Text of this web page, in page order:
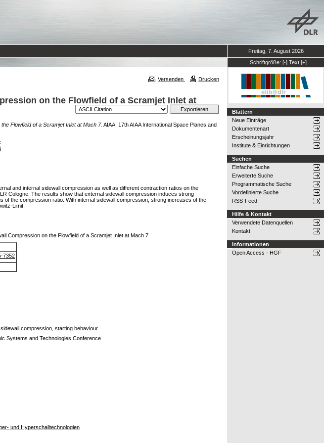
Freitag, 7. August 2026
Schriftgröße: [-] Text [+]
Versenden Drucken
on the Flowfield of a Scramjet Inlet at
Flowfield of a Scramjet Inlet at Mach 7. AIAA. 17th AIAA International Space Planes and
and internal sidewall compression as well as different contraction ratios on the
Cologne. The results show that external sidewall compression induces strong
the compression ratio. With internal sidewall compression, strong increases of the
Limit.
Compression on the Flowfield of a Scramjet Inlet at Mach 7
7352
compression, starting behaviour
Systems and Technologies Conference
und Hyperschalltechnologien
Blättern
Neue Einträge
Dokumentenart
Erscheinungsjahr
Institute & Einrichtungen
Suchen
Einfache Suche
Erweiterte Suche
Programmatische Suche
Vordefinierte Suche
RSS-Feed
Hilfe & Kontakt
Verwendete Datenquellen
Kontakt
Informationen
Open Access - HGF